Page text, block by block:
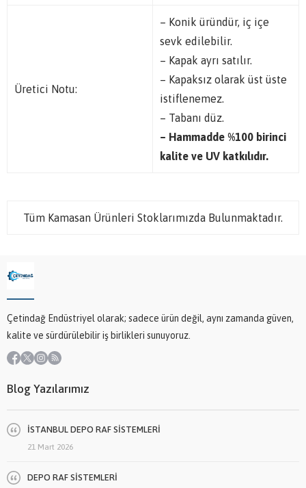
Üretici Notu:
– Konik üründür, iç içe
sevk edilebilir.
– Kapak ayrı satılır.
– Kapaksız olarak üst üste
istiflenemez.
– Tabanı düz.
– Hammadde %100 birinci
kalite ve UV katkılıdır.
Tüm Kamasan Ürünleri Stoklarımızda Bulunmaktadır.
Çetindağ Endüstriyel olarak; sadece ürün değil, aynı zamanda güven,
kalite ve sürdürülebilir iş birlikleri sunuyoruz.
Blog Yazılarımız
İSTANBUL DEPO RAF SİSTEMLERİ
21 Mart 2026
DEPO RAF SİSTEMLERİ